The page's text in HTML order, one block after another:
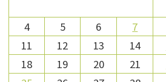
4
5 6 7
11
12 13 14
18
19 20 21